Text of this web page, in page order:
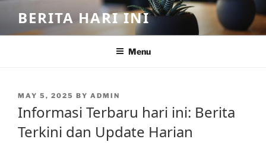
content
BERITA HARI INI
Menu
POSTED
MAY 5, 2025 BY ADMIN
Informasi Terbaru hari ini: Berita
Terkini dan Update Harian